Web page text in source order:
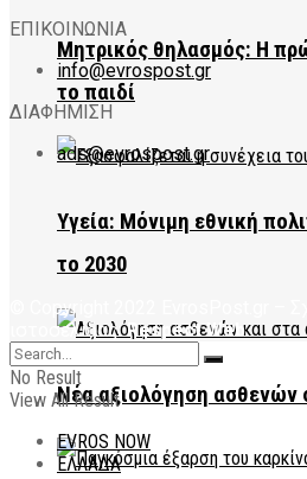
Μητρικός θηλασμός: Η
το παιδί
Υγεία: Μόνιμη εθνική
το 2030
Νέα αξιολόγηση ασθενών
ΕΠΙΚΟΙΝΩΝΙΑ
info@evrospost.gr
ΔΙΑΦΗΜΙΣΗ
ads@evrospost.gr
© Copyright 2022 EvrosPost.gr –
ιστοσελίδας:Respect Web
No Result
View All Result
EVROS NOW
ΕΛΛΑΔΑ